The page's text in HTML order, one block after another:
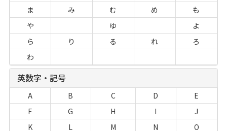
ま
み む め
も
や
ゆ
よ
ら
り る れ
ろ
わ
英数字・記号
A B C D
E
F
G H I
J
K
L M N
O